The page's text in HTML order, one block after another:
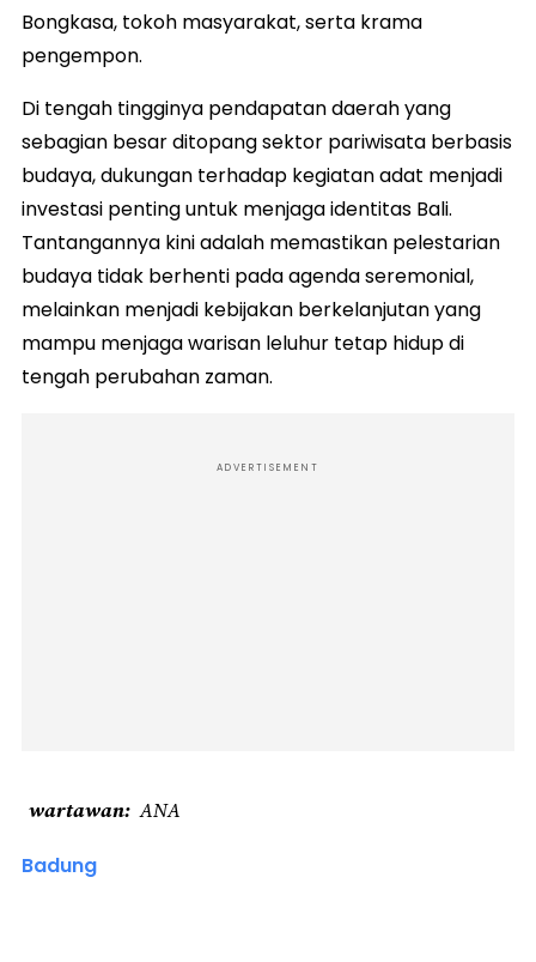
Bongkasa, tokoh masyarakat, serta krama
pengempon.
Di tengah tingginya pendapatan daerah yang
sebagian besar ditopang sektor pariwisata berbasis
budaya, dukungan terhadap kegiatan adat menjadi
investasi penting untuk menjaga identitas Bali.
Tantangannya kini adalah memastikan pelestarian
budaya tidak berhenti pada agenda seremonial,
melainkan menjadi kebijakan berkelanjutan yang
mampu menjaga warisan leluhur tetap hidup di
tengah perubahan zaman.
ADVERTISEMENT
wartawan ANA
Badung